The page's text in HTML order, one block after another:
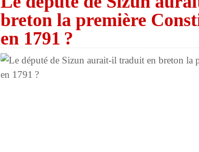
breton la première
en 1791 ?